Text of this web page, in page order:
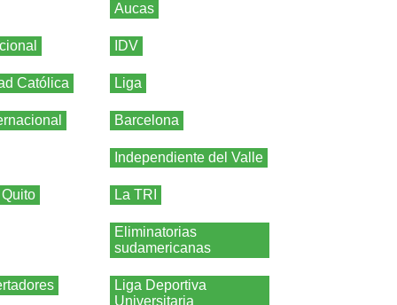
Aucas
IDV
Católica Liga
Barcelona
Independiente del Valle
La TRI
Eliminatorias
sudamericanas
Liga Deportiva
Universitaria